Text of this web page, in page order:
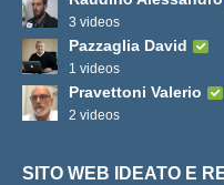
3 videos
Pazzaglia David
1 videos
Pravettoni Valerio
2 videos
SITO WEB IDEATO E